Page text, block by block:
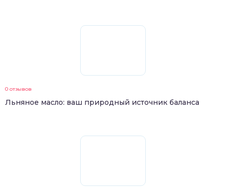
0 отзывов
Льняное масло: ваш природный источник баланса